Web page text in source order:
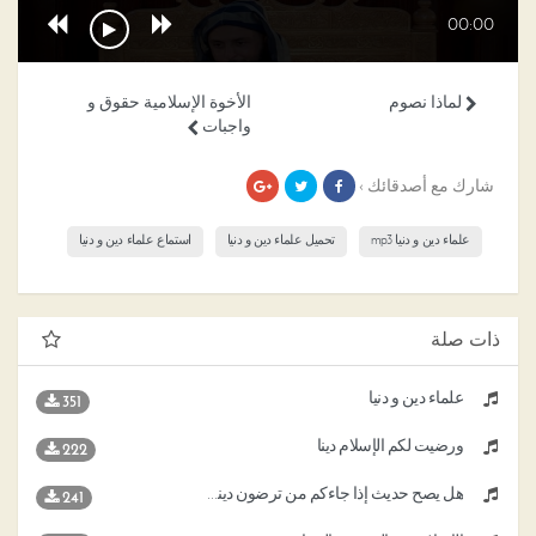
00:00
الأخوة الإسلامية حقوق و
واجبات
لماذا نصوم
شارك مع أصدقائك ›
علماء دين و دنيا mp3 تحميل علماء دين و دنيا استماع علماء دين و دنيا
ذات صلة
علماء دين و دنيا 351
ورضيت لكم الإسلام دينا 222
هل يصح حديث إذا جاءكم من ترضون دينه وخلقه فزوجوه 241